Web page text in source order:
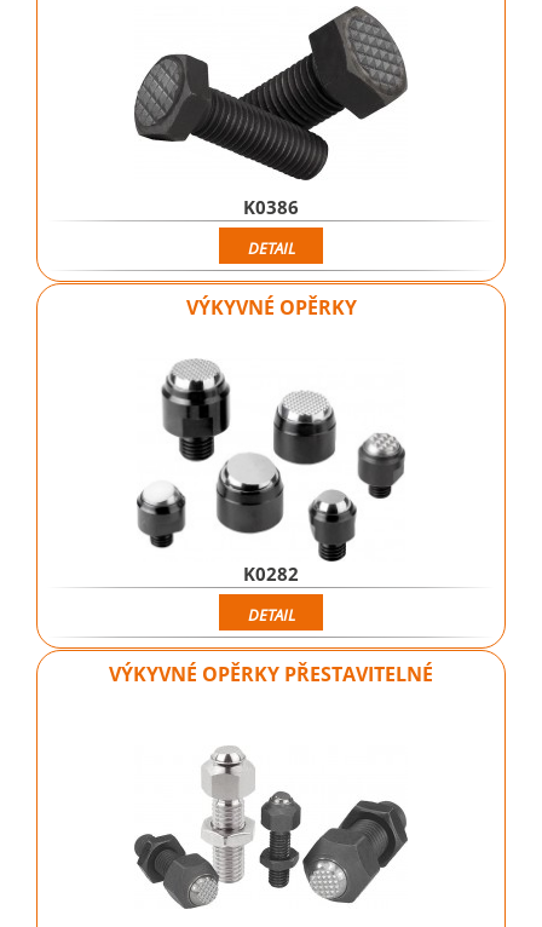
K0386
DETAIL
VÝKYVNÉ OPĚRKY
K0282
DETAIL
VÝKYVNÉ OPĚRKY PŘESTAVITELNÉ